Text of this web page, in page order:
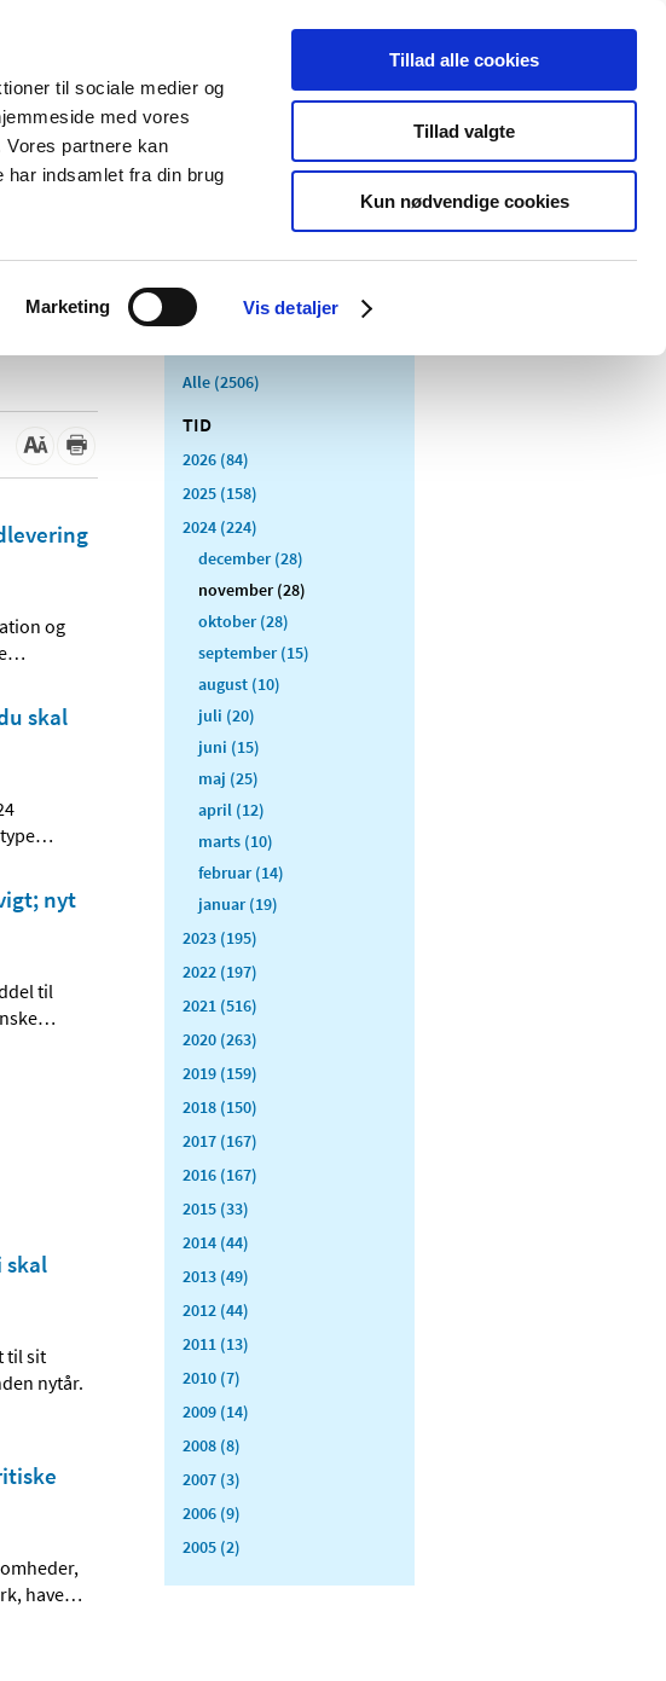
til sociale medier og
med vores
Vores partnere kan
har indsamlet fra din brug
Marketing Vis detaljer
Tillad alle cookies
Tillad valgte
Kun nødvendige cookies
Kontakt Udgivelser
af
Medicinsk
Særlige
produktområder
og
…
skal
…
nyt
til
…
skal
til sit
nytår.
have…
Alle (2506)
TID
2026 (84)
2025 (158)
2024 (224)
december (28)
november (28)
oktober (28)
september (15)
august (10)
juli (20)
juni (15)
maj (25)
april (12)
marts (10)
februar (14)
januar (19)
2023 (195)
2022 (197)
2021 (516)
2020 (263)
2019 (159)
2018 (150)
2017 (167)
2016 (167)
2015 (33)
2014 (44)
2013 (49)
2012 (44)
2011 (13)
2010 (7)
2009 (14)
2008 (8)
2007 (3)
2006 (9)
2005 (2)